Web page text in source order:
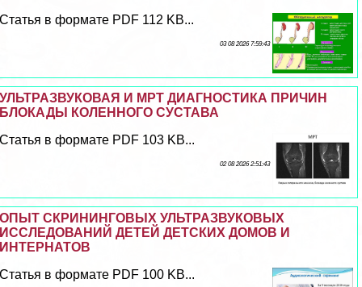
Статья в формате PDF 112 KB...
03 08 2026 7:59:43
УЛЬТРАЗВУКОВАЯ И МРТ ДИАГНОСТИКА ПРИЧИН
БЛОКАДЫ КОЛЕННОГО СУСТАВА
Статья в формате PDF 103 KB...
02 08 2026 2:51:43
ОПЫТ СКРИНИНГОВЫХ УЛЬТРАЗВУКОВЫХ
ИССЛЕДОВАНИЙ ДЕТЕЙ ДЕТСКИХ ДОМОВ И
ИНТЕРНАТОВ
Статья в формате PDF 100 KB...